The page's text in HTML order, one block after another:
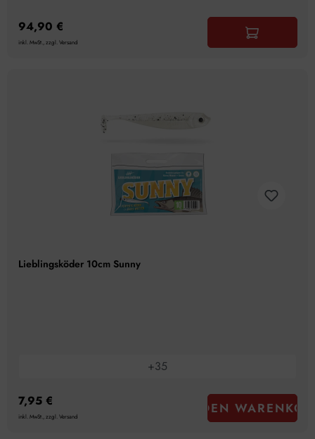
94,90 €
inkl. MwSt., zzgl. Versand
Lieblingsköder 10cm Sunny
+35
7,95 €
inkl. MwSt., zzgl. Versand IN DEN